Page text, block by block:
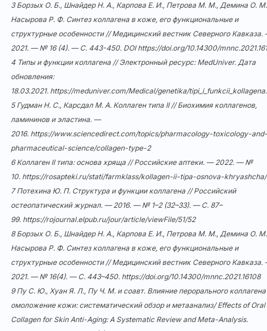
3 Борзых О. Б., Шнайдер Н. А., Карпова Е. И., Петрова М. М., Демина О.
Насырова Р. Ф. Синтез коллагена в коже, его функциональные и
структурные особенности // Медицинский вестник Северного Кавказа.
2021. — № 16 (4). — С. 443-450. DOIhttps://doi.org/10.14300/
4 Типы и функции коллагена // Электронный ресурс: MedUniver. Дата
обновления:
18.03.2021. https://meduniver.com/Medical/genetika/
5 Гудман Н. С., Карсдал М. А. Коллаген типа II // Биохимия коллагенов,
ламининов и эластина. —
2016. https://www.sciencedirect.com/topics/pharmacology-toxicology-and-
pharmaceutical-science/collagen-type-2
6 Коллаген II типа: основа хряща // Российские аптеки. — 2022. — №
10. https://rosapteki.ru/stati/farmklass/kollagen-ii-tipa-osnova-khryashcha/
7 Потехина Ю. П. Структура и функции коллагена // Российский
остеопатический журнал. — 2016. — № 1–2 (32–33). — С. 87–
99. https://rojournal.elpub.ru/jour/article/viewFile/51/52
8 Борзых О. Б., Шнайдер Н. А., Карпова Е. И., Петрова М. М., Демина О.
Насырова Р. Ф. Синтез коллагена в коже, его функциональные и
структурные особенности // Медицинский вестник Северного Кавказа.
2021. — № 16(4). — С. 443–450. https://doi.org/10.14300/mnnc.2021.16108
9 Пу С. Ю., Хуан Я. Л., Пу Ч. М. и соавт. Влияние перорального коллагена
омоложение кожи: систематический обзор и метаанализ/ Effects of Oral
Collagen for Skin Anti-Aging: A Systematic Review and Meta-Analysis.